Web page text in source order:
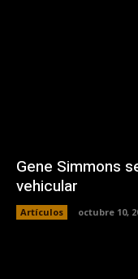
Gene Simmons
vehicular
Artículos octubre 10,